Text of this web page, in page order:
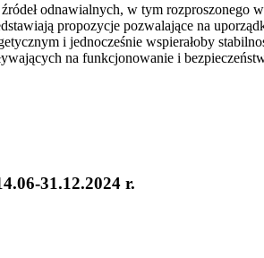
odnawialnych, w tym rozproszonego
propozycje pozwalające na
i jednocześnie wspierałoby
na funkcjonowanie i
31.12.2024 r.